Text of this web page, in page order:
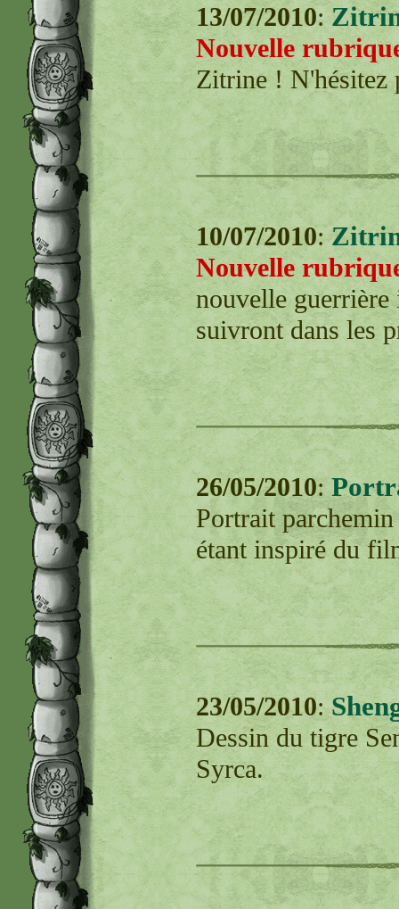
13/07/2010:
Nouvelle
Zitrine ! N'hésitez
10/07/2010:
Nouvelle
nouvelle guerrière
suivront dans les
26/05/2010:
Portrait
étant inspiré du
23/05/2010:
Dessin du tigre
Syrca.